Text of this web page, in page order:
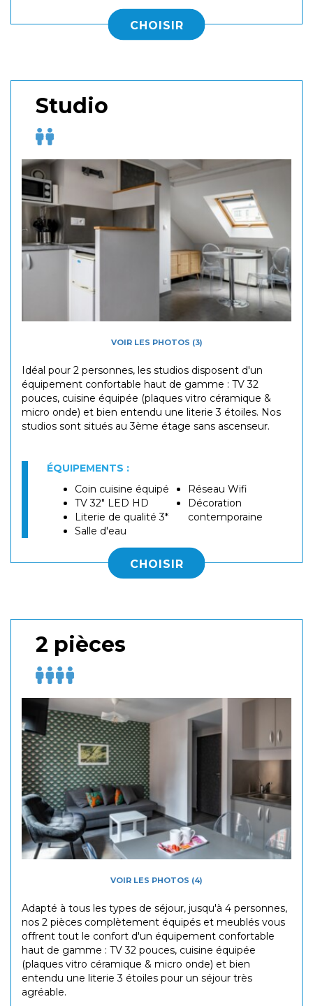
CHOISIR
Studio
VOIR LES PHOTOS (3)
Idéal pour 2 personnes, les studios disposent d'un
équipement confortable haut de gamme : TV 32
pouces, cuisine équipée (plaques vitro céramique &
micro onde) et bien entendu une literie 3 étoiles. Nos
studios sont situés au 3ème étage sans ascenseur.
ÉQUIPEMENTS :
Coin cuisine équipé
TV 32" LED HD
Literie de qualité 3*
Salle d'eau
Réseau Wifi
Décoration
contemporaine
CHOISIR
2 pièces
VOIR LES PHOTOS (4)
Adapté à tous les types de séjour, jusqu'à 4 personnes,
nos 2 pièces complètement équipés et meublés vous
offrent tout le confort d'un équipement confortable
haut de gamme : TV 32 pouces, cuisine équipée
(plaques vitro céramique & micro onde) et bien
entendu une literie 3 étoiles pour un séjour très
agréable.